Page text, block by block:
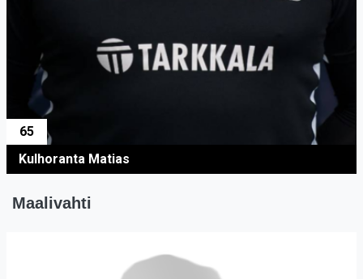
65
Kulhoranta Matias
Maalivahti